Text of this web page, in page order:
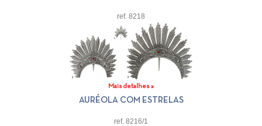
ref. 8218
Mais detalhes »
AURÉOLA COM ESTRELAS
ref. 8216/1